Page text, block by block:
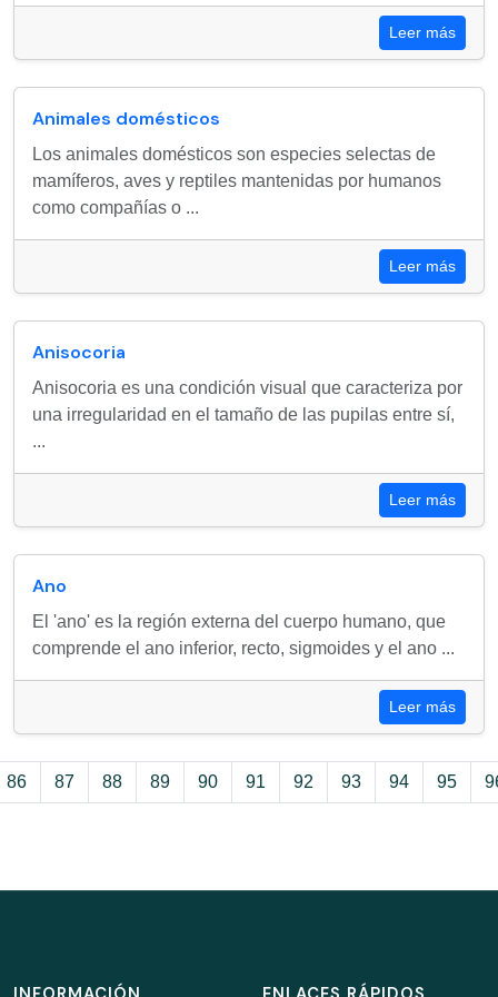
Leer más
Animales domésticos
Los animales domésticos son especies selectas de
mamíferos, aves y reptiles mantenidas por humanos
como compañías o ...
Leer más
Anisocoria
Anisocoria es una condición visual que caracteriza por
una irregularidad en el tamaño de las pupilas entre sí,
...
Leer más
Ano
El 'ano' es la región externa del cuerpo humano, que
comprende el ano inferior, recto, sigmoides y el ano ...
Leer más
86 87 88 89 90 91 92 93 94 95